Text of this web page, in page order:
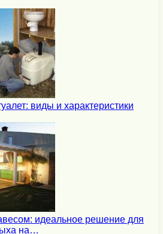
виды и характеристики
идеальное решение для
на…